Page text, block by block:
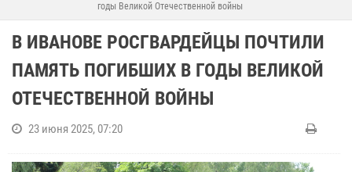
годы Великой Отечественной войны
В ИВАНОВЕ РОСГВАРДЕЙЦЫ ПОЧТИЛИ
ПАМЯТЬ ПОГИБШИХ В ГОДЫ ВЕЛИКОЙ
ОТЕЧЕСТВЕННОЙ ВОЙНЫ
23 июня 2025, 07:20